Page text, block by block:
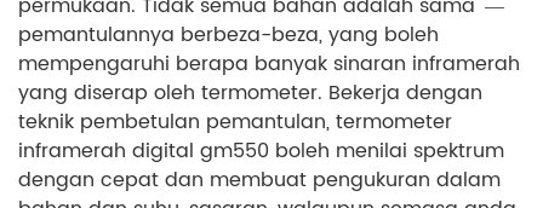
permukaan. Tidak semua bahan adalah sama —
pemantulannya berbeza-beza, yang boleh
mempengaruhi berapa banyak sinaran inframerah
yang diserap oleh termometer. Bekerja dengan
teknik pembetulan pemantulan, termometer
inframerah digital gm550 boleh menilai spektrum
dengan cepat dan membuat pengukuran dalam